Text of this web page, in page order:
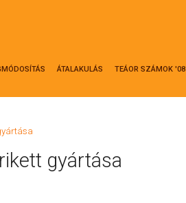
ÁTALAKULÁS TEÁOR SZÁMOK '08
gyártása